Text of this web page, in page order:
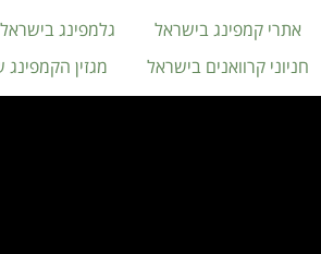
אתרי קמפינג בישראל גלמפינג בישראל
חניוני קרוואנים בישראל
מגזין